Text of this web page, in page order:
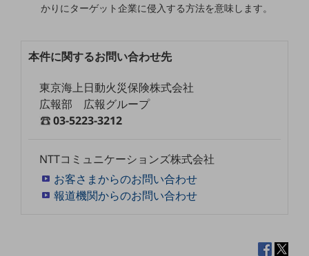
お役立ち資料ダウンロード
中堅中小企業向け
課題やニーズに合ったサービスをご紹介し、
中堅中小企業のビジネスをサポート！
お悩みから見つける
ネットワーク
モバイル・音声
かりにターゲット企業に侵入する方法を意味します。
本件に関するお問い合わせ先
東京海上日動火災保険株式会社
広報部 広報グループ
03-5223-3212
NTTコミュニケーションズ株式会社
お客さまからのお問い合わせ
報道機関からのお問い合わせ